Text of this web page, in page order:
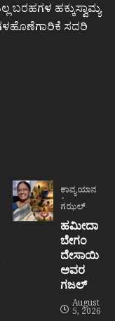
ಬರಹಗಳ ಹಕ್ಕುಸ್ವಾಮ್ಯ
ಸದರಿ
ಕಾವ್ಯಯಾನ
ಗಝಲ್
ಹಮೀದಾ
ಬೇಗಂ
ದೇಸಾಯಿ
ಅವರ
ಗಜಲ್
August
5, 2026